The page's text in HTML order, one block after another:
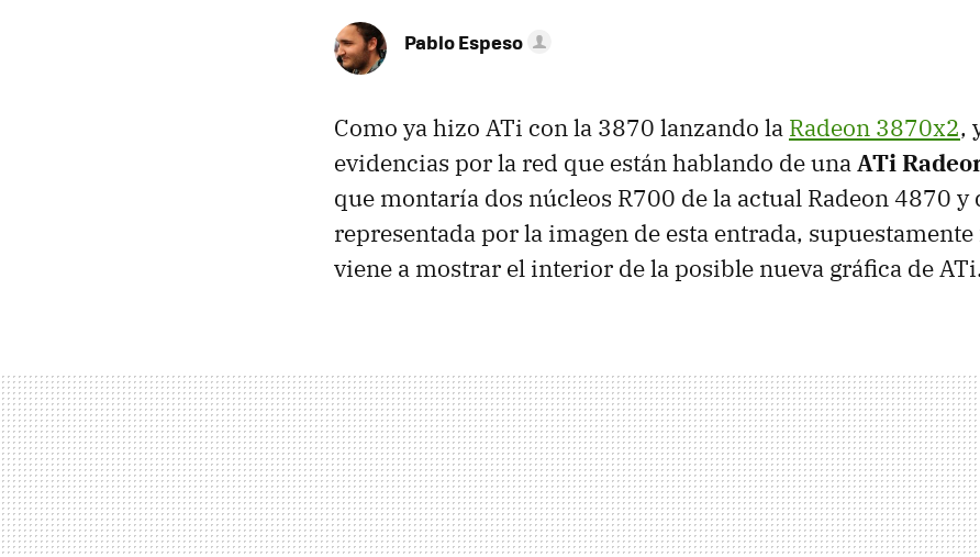
Pablo Espeso
Como ya hizo ATi con la 3870 lanzando la Radeon 3870x2,
evidencias por la red que están hablando de unaATi
que montaría dos núcleos R700 de la actual Radeon 4870 y
representada por la imagen de esta entrada,
viene a mostrar el interior de la posible nueva gráfica de ATi.